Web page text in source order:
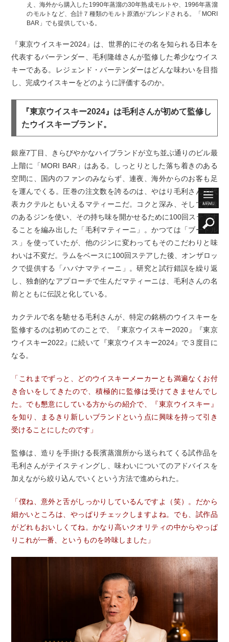
え、海外から購入した1990年蒸溜の30年熟成モルトや、1996年蒸溜
のモルトなど、合計７種類のモルト原酒がブレンドされる。「MORI
BAR」でも提供している。
『東京ウイスキー2024』は、世界的にその名を知られる日本を
代表するバーテンダー、毛利隆雄さんが監修した希少なウイス
キーである。レジェンド・バーテンダーはどんな味わいを目指
し、完成ウイスキーをどのように評価するのか。
『東京ウイスキー2024』は毛利さんが初めて監修し
たウイスキーブランド。
銀座7丁目、きらびやかなハイブランドが立ち並ぶ通りのビル最
上階に「MORI BAR」はある。しっとりとした落ち着きのある
空間に、国内のファンのみならず、連夜、海外からのお客も足
を運んでくる。圧巻の注文数を誇るのは、やはり毛利さんの代
表カクテルともいえるマティーニだ。コクと深み、そして甘味
のあるジンを使い、その持ち味を開かせるために100回ステアす
ることを編み出した「毛利マティーニ」。かつては「ブードル
ス」を使っていたが、他のジンに変わってもそのこだわりと味
わいは不変だ。ラムをベースに100回ステアした後、オンザロッ
クで提供する「ハバナマティーニ」。研究と試行錯誤を繰り返
し、独創的なアプローチで生んだマティーニは、毛利さんの名
前とともに伝説と化している。
カクテルで名を馳せる毛利さんが、特定の銘柄のウイスキーを
監修するのは初めてのことで、『東京ウイスキー2020』『東京
ウイスキー2022』に続いて『東京ウイスキー2024』で３度目に
なる。
「これまでずっと、どのウイスキーメーカーとも満遍なくお付
き合いをしてきたので、積極的に監修は受けてきませんでし
た。でも懇意にしている方からの紹介で、『東京ウイスキー』
を知り、まるきり新しいブランドという点に興味を持って引き
受けることにしたのです」
監修は、造りを手掛ける長濱蒸溜所から送られてくる試作品を
毛利さんがテイスティングし、味わいについてのアドバイスを
加えながら絞り込んでいくという方法で進められた。
「僕ね、意外と舌がしっかりしているんですよ（笑）。だから
細かいところは、やっぱりチェックしますよね。でも、試作品
がどれもおいしくてね。かなり高いクオリティの中からやっぱ
りこれが一番、というものを吟味しました」